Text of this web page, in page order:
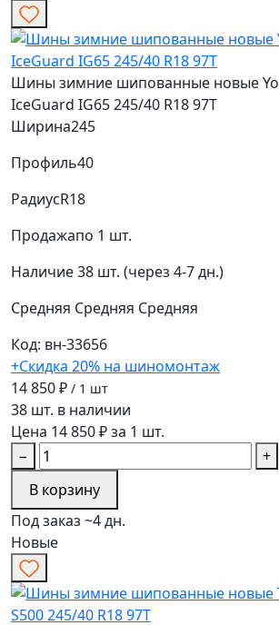
Шины зимние шипованные новые
IceGuard IG65 245/40 R18 97T
Ширина245
Профиль40
РадиусR18
Продажапо 1 шт.
Наличие38 шт. (через 4-7 дн.)
Средняя Средняя Средняя
Код: вн-33656
+Скидка 20% на шиномонтаж
14 850 ₽ / 1 шт
38 шт. в наличии
Цена 14 850 ₽ за 1 шт.
−
+
В корзину
Под заказ ~4 дн.
Новые